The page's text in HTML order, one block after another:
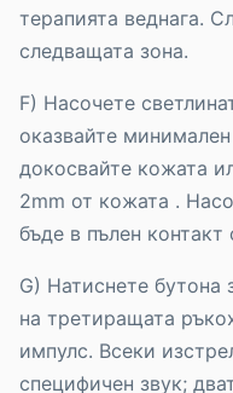
терапията веднага.
следващата зона.
F) Насочете
оказвайте
докосвайте кожата
2mm от кожата .
бъде в пълен контакт
G) Натиснете бутона
на третиращата
импулс. Всеки
специфичен звук;